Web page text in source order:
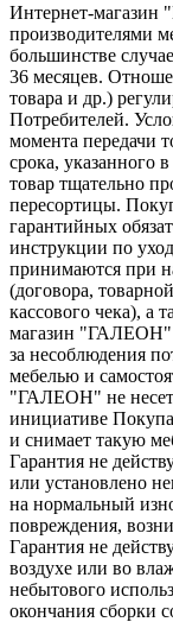
Интернет-магазин
производителями
большинстве
36 месяцев.
товара и др.)
Потребителей.
момента передачи
срока, указанного
товар тщательно
пересортицы.
гарантийных
инструкции по
принимаются при
(договора,
кассового чека), а
магазин "ГАЛЕОН"
за несоблюдения
мебелью и
"ГАЛЕОН" не несет
инициативе
и снимает такую
Гарантия не
или установлено
на нормальный
повреждения,
Гарантия не
воздухе или во
небытового
окончания сборки